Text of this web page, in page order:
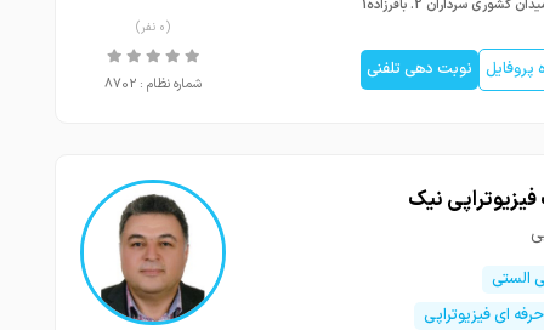
کشوری سرداران 2. باقرزاده1
نوبت دهی تلفنی
(0 نفر)
شماره نظام : 8702
نیک
الستی
ای فیزیوتراپی